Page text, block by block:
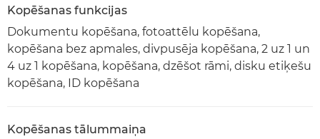
Kopēšanas funkcijas
Dokumentu kopēšana, fotoattēlu kopēšana,
kopēšana bez apmales, divpusēja kopēšana, 2 uz 1 un
4 uz 1 kopēšana, kopēšana, dzēšot rāmi, disku etiķešu
kopēšana, ID kopēšana
Kopēšanas tālummaiņa